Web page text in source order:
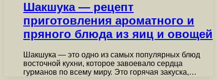
Шакшука — рецепт
приготовления ароматного и
пряного блюда из яиц и овощей
Шакшука — это одно из самых популярных блюд
восточной кухни, которое завоевало сердца
гурманов по всему миру. Это горячая закуска,…